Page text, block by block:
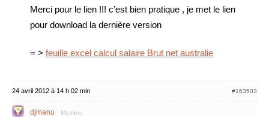
Merci pour le lien !!! c’est bien pratique , je met le lien
pour download la dernière version
= > feuille excel calcul salaire Brut net australie
24 avril 2012 à 14 h 02 min #163503
djmanu Membre